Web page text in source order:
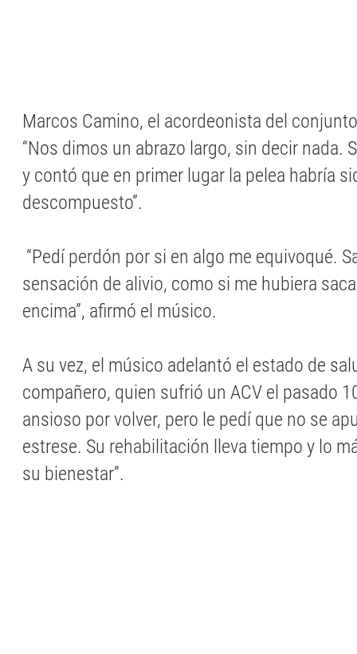
Marcos Camino, el acordeonista del
“Nos dimos un abrazo largo, sin decir nada.
y contó que en primer lugar la pelea habría
descompuesto”.
“Pedí perdón por si en algo me equivoqué.
sensación de alivio, como si me hubiera
encima”, afirmó el músico.
A su vez, el músico adelantó el estado de
compañero, quien sufrió un ACV el pasado
ansioso por volver, pero le pedí que no se
estrese. Su rehabilitación lleva tiempo y lo
su bienestar”.